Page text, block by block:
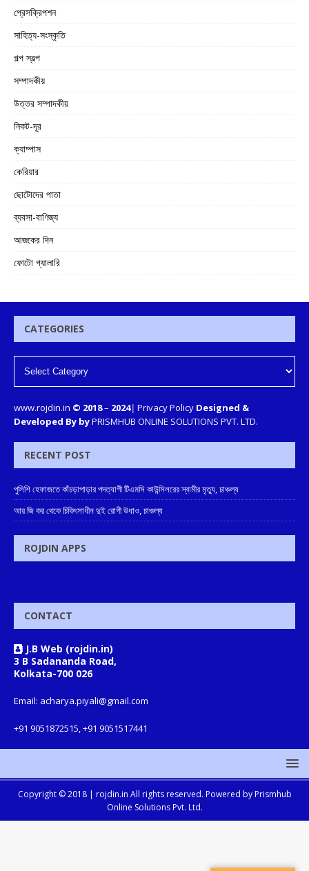
প্রেসক্রিপশন
সাহিত্য-সংস্কৃতি
গল্প স্বল্প
সম্পাদকীয়
উত্তর সম্পাদকীয়
নিকট-দূর
ক্যাম্পাস
কেরিয়ার
ছোটোদের পাতা
ব্যবসা-বাণিজ্য
আজকের দিন
ফোটো গ্যালারি
CATEGORIES
www.rojdin.in © 2018– 2024| Privacy Policy Designed &
Developed By byPRISMHUB ONLINE SOLUTIONS PVT. LTD.
RECENT POST
পুলিশি হেফাজতে কাঁচড়াপাড়ার পদত্যাগী টিএমসি কাউন্সিলরের স্বামীর মৃত্যু, চাঞ্চল্য
আর জি কর থেকে চিকিৎসাধীন দুই রোগী উধাও, চাঞ্চল্য
ROJDIN APPS
CONTACT
J.B Web (rojdin.in)
3 B Sadananda Road,
Kolkata-700 026
Email: acharya.piyali@gmail.com
+91 9051872515, +91 9051517441
Copyright © 2018 | rojdin.in All rights reserved. Powered by Prismhub
Online Solutions Pvt. Ltd.